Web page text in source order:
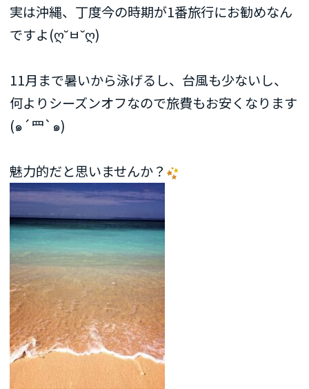
実は沖縄、丁度今の時期が1番旅行にお勧めなん
ですよ(ღ˘ㅂ˘ღ)
11月まで暑いから泳げるし、台風も少ないし、
何よりシーズンオフなので旅費もお安くなります
(๑´罒`๑)
魅力的だと思いませんか？